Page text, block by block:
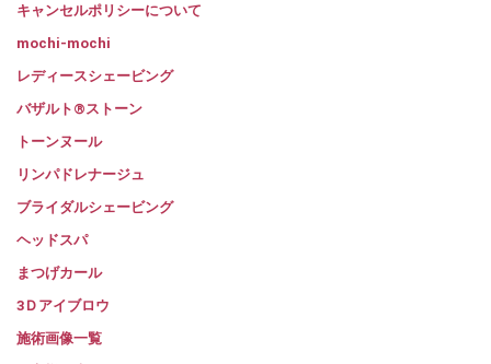
キャンセルポリシーについて
mochi-mochi
レディースシェービング
バザルト®ストーン
トーンヌール
リンパドレナージュ
ブライダルシェービング
ヘッドスパ
まつげカール
3Ｄアイブロウ
施術画像一覧